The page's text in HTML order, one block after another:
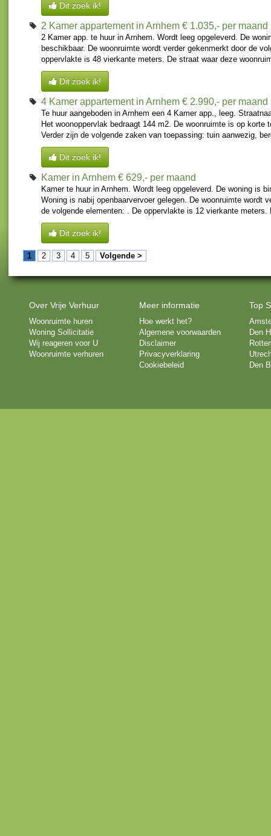
Dit zoek ik!
2 Kamer appartement in Arnhem € 1.035,- per maand
2 Kamer app. te huur in Arnhem. Wordt leeg opgeleverd. De
beschikbaar. De woonruimte wordt verder gekenmerkt door de
oppervlakte is 48 vierkante meters. De straat waar deze
Dit zoek ik!
4 Kamer appartement in Arnhem € 2.990,- per maand
Te huur aangeboden in Arnhem een 4 Kamer app., leeg.
Het woonoppervlak bedraagt 144 m2. De woonruimte is op korte
Verder zijn de volgende zaken van toepassing: tuin aanwezig,
Dit zoek ik!
Kamer in Arnhem € 629,- per maand
Kamer te huur in Arnhem. Wordt leeg opgeleverd. De woning is
Woning is nabij openbaarvervoer gelegen. De woonruimte wordt
de volgende elementen: . De oppervlakte is 12 vierkante meters.
Dit zoek ik!
1 2 3 4 5 Volgende >
Over Vrije Verhuur
Woonruimte huren
Woning Sollicitatie
Wij reageren voor U
Woonruimte verhuren
Meer informatie
Hoe werkt het?
Algemene voorwaarden
Disclaimer
Privacyverklaring
Cookiebeleid
Top
Den
Den